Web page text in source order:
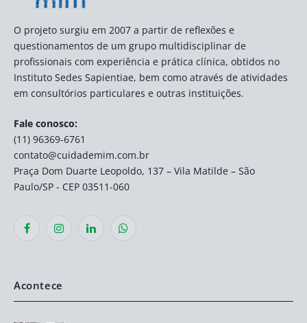
O projeto surgiu em 2007 a partir de reflexões e
questionamentos de um grupo multidisciplinar de
profissionais com experiência e prática clínica, obtidos no
Instituto Sedes Sapientiae, bem como através de atividades
em consultórios particulares e outras instituições.
Fale conosco:
(11) 96369-6761
contato@cuidademim.com.br
Praça Dom Duarte Leopoldo, 137 – Vila Matilde – São
Paulo/SP - CEP 03511-060
FacebookInstagramLinkedInWhatsApp
Acontece